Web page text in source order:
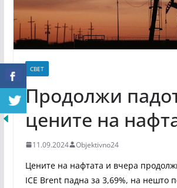
СВЕТ
Продолжи
цените на
11.09.2024 Objektivno24
Цените на нафтата и вчера
ICE Brent падна за 3,69%, на нешто